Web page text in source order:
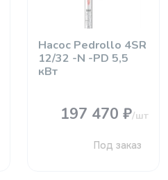
Насос Pedrollo 4SR
12/32 -N -PD 5,5
кВт
197 470 ₽/шт
Под заказ